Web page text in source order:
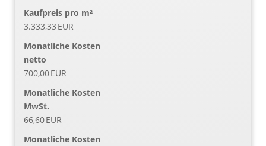
Kaufpreis pro m²
3.333,33 EUR
Monatliche Kosten
netto
700,00 EUR
Monatliche Kosten
MwSt.
66,60 EUR
Monatliche Kosten